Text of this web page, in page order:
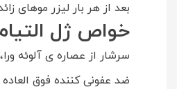
بعد از هر بار لیزر موهای
خواص ژل
سرشار از عصاره ی آلوئه
ضد عفونی کننده فوق